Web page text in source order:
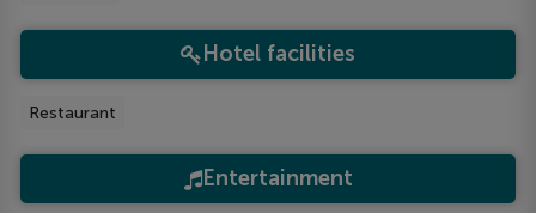
Hotel facilities
Restaurant
Entertainment